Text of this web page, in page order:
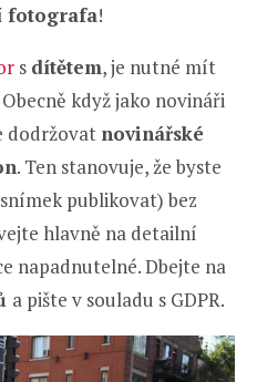
fotografa!
s dítětem, je nutné mít
Obecně když jako novináři
dodržovat novinářské
. Ten stanovuje, že byste
publikovat) bez
hlavně na detailní
napadnutelné. Dbejte na
a pište v souladu s GDPR.